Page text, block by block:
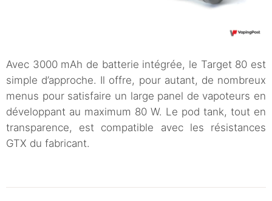
Avec 3000 mAh de batterie intégrée, le Target 80 est
simple d’approche. Il offre, pour autant, de nombreux
menus pour satisfaire un large panel de vapoteurs en
développant au maximum 80 W. Le pod tank, tout en
transparence, est compatible avec les résistances
GTX du fabricant.